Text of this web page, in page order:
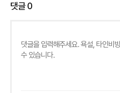
댓글0